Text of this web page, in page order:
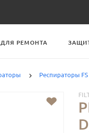
ДЛЯ РЕМОНТА
Респираторы FS